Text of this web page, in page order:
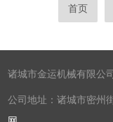
首页
诸城市金运机械有限公司
公司地址：诸城市密州